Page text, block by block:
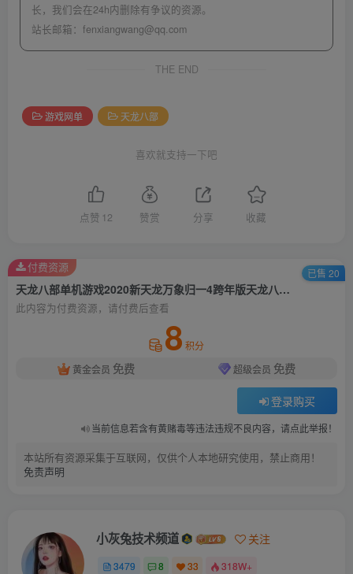
长，我们会在24h内删除有争议的资源。
站长邮箱： fenxiangwang@qq.com
THE END
游戏网单 天龙八部
喜欢就支持一下吧
点赞 12 赞赏 分享 收藏
天龙八部单机游戏2020新天龙万象归一4跨年版天龙八部单机
此内容为付费资源，请付费后查看
8 积分
黄金会员 免费 超级会员 免费
登录购买
当前信息若含有黄赌毒等违法违规不良内容，请点此举报！
本站所有资源采集于互联网，仅供个人本地研究使用，禁止商用！
免责声明
付费资源 已售 20
小灰兔技术频道 关注
3479 8 33 318W+